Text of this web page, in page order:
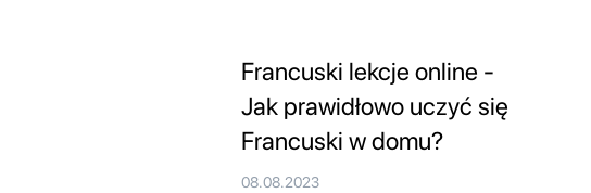
Francuski lekcje online -
Jak prawidłowo uczyć się
Francuski w domu?
08.08.2023